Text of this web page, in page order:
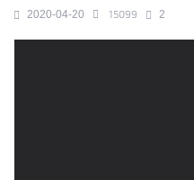
2020-04-20 15099 2